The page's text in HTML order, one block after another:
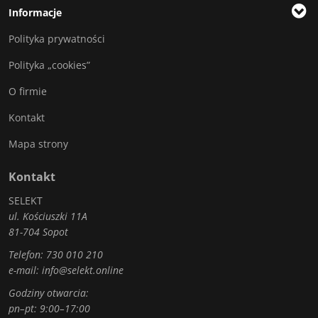
Informacje
Polityka prywatności
Polityka „cookies”
O firmie
Kontakt
Mapa strony
Kontakt
SELEKT
ul. Kościuszki 11A
81-704 Sopot
Telefon: 730 010 210
e-mail: info@selekt.online
Godziny otwarcia:
pn–pt: 9:00–17:00